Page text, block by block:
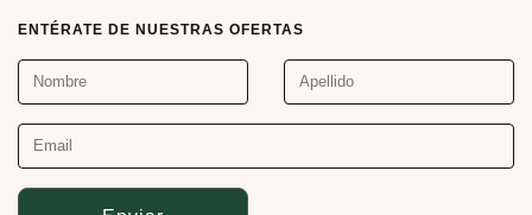
ENTÉRATE DE NUESTRAS OFERTAS